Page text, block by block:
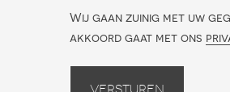
Wij gaan zuinig met uw
akkoord gaat met ons